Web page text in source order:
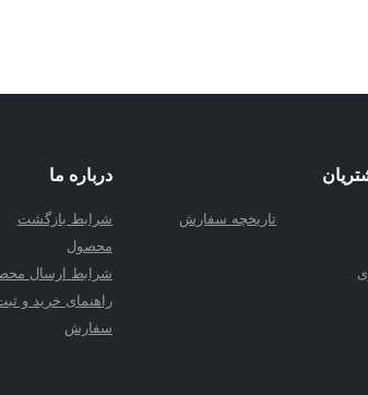
تاریخچه سفارش
درباره ما
شرابط بازگشت
محصول
شرابط ارسال
راهنمای خرید و
سفارش